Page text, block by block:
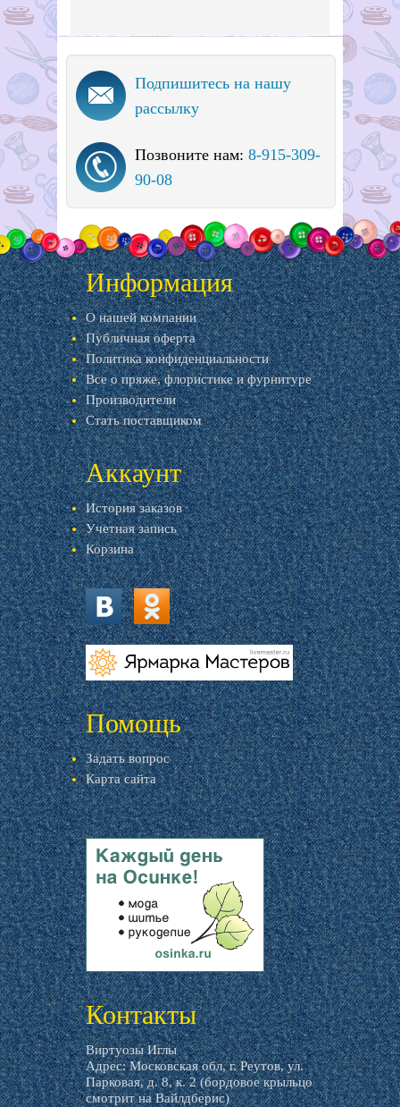
Подпишитесь на нашу
рассылку
Позвоните нам: 8-915-309-
90-08
Информация
О нашей компании
Публичная оферта
Политика конфиденциальности
Все о пряже, флористике и фурнитуре
Производители
Стать поставщиком
Аккаунт
История заказов
Учетная запись
Корзина
vk.com ok.ru
livemaster.ru
Помощь
Задать вопрос
Карта сайта
livemaster.ru
Контакты
Виртуозы Иглы
Адрес: Московская обл, г. Реутов, ул.
Парковая, д. 8, к. 2 (бордовое крыльцо
смотрит на Вайлдберис)